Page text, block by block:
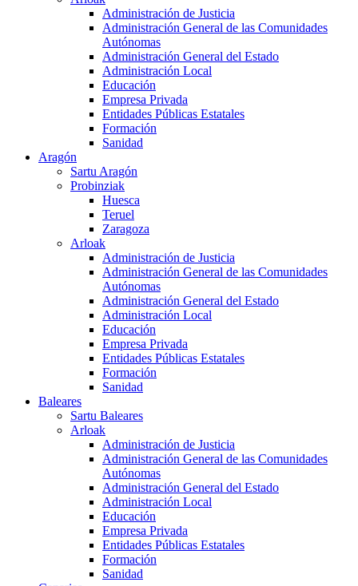
Administración de Justicia
Administración General de las Comunidades
Autónomas
Administración General del Estado
Administración Local
Educación
Empresa Privada
Entidades Públicas Estatales
Formación
Sanidad
Aragón
Sartu Aragón
Probinziak
Huesca
Teruel
Zaragoza
Arloak
Administración de Justicia
Administración General de las Comunidades
Autónomas
Administración General del Estado
Administración Local
Educación
Empresa Privada
Entidades Públicas Estatales
Formación
Sanidad
Baleares
Sartu Baleares
Arloak
Administración de Justicia
Administración General de las Comunidades
Autónomas
Administración General del Estado
Administración Local
Educación
Empresa Privada
Entidades Públicas Estatales
Formación
Sanidad